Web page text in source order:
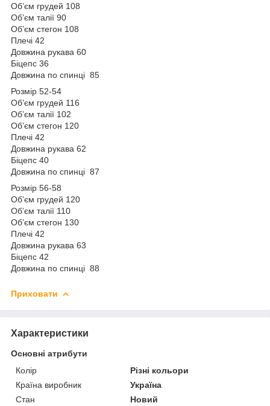
Обʼєм грудей 108
Обʼєм талії 90
Обʼєм стегон 108
Плечі 42
Довжина рукава 60
Біцепс 36
Довжина по спинці 85
Розмір 52-54
Обʼєм грудей 116
Обʼєм талії 102
Обʼєм стегон 120
Плечі 42
Довжина рукава 62
Біцепс 40
Довжина по спинці 87
Розмір 56-58
Обʼєм грудей 120
Обʼєм талії 110
Обʼєм стегон 130
Плечі 42
Довжина рукава 63
Біцепс 42
Довжина по спинці 88
Приховати
Характеристики
Основні атрибути
Колір
Різні кольори
Країна виробник
Україна
Стан
Новий